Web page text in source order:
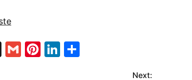
X
G
Pi Li
Next: